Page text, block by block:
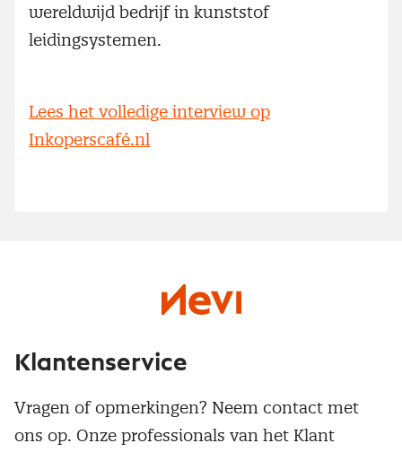
wereldwijd bedrijf in kunststof
leidingsystemen.
Lees het volledige interview op
Inkoperscafé.nl
Klantenservice
Vragen of opmerkingen? Neem contact met
ons op. Onze professionals van het Klant